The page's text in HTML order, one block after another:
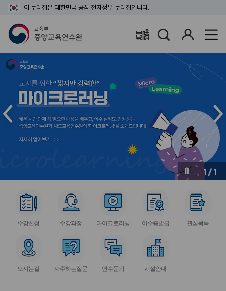
이 누리집은 대한민국 공식 전자정부 누리집입니다.
배움누리터
1 / 1
인
버
메
인
슬
라
드
다
음
버
서
스
이
콘
수강신청
서
스
이
콘
수강과정
서
스
이
콘
마이크로러닝
서
스
이
콘
이수증발급
서
스
관심목록
서
스
오시는길
서
스
자주하는질문
서
스
연수문의
서
스
시설안내